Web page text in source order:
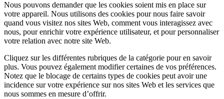
Nous pouvons demander que les cookies soient mis en place sur
votre appareil. Nous utilisons des cookies pour nous faire savoir
quand vous visitez nos sites Web, comment vous interagissez avec
nous, pour enrichir votre expérience utilisateur, et pour personnaliser
votre relation avec notre site Web.
Cliquez sur les différentes rubriques de la catégorie pour en savoir
plus. Vous pouvez également modifier certaines de vos préférences.
Notez que le blocage de certains types de cookies peut avoir une
incidence sur votre expérience sur nos sites Web et les services que
nous sommes en mesure d’offrir.